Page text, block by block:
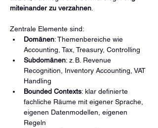
miteinander zu verzahnen
Zentrale Elemente sind:
Domänen: Themenbereiche wie
Accounting, Tax, Treasury, Controlling
Subdomänen: z. B. Revenue
Recognition, Inventory Accounting, VAT
Handling
Bounded Contexts: klar definierte
fachliche Räume mit eigener Sprache,
eigenen Datenmodellen, eigenen
Regeln